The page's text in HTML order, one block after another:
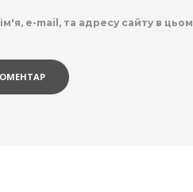
e-mail, та адресу сайту в